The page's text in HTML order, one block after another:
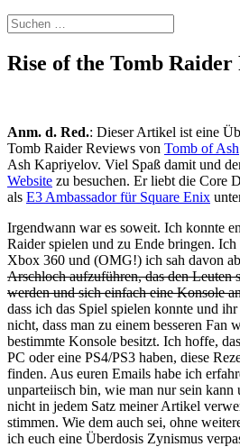
Rise of the Tomb Raider
Anm. d. Red.: Dieser Artikel ist eine
Tomb Raider Reviews von Tomb of Ash
Ash Kapriyelov. Viel Spaß damit und
Website zu besuchen. Er liebt die Core
als E3 Ambassador für Square Enix
Irgendwann war es soweit. Ich konnte
Raider spielen und zu Ende bringen.
Xbox 360 und (OMG!) ich sah davon ab
Arschloch aufzuführen, das den Leuten
werden und sich einfach eine Konsole
dass ich das Spiel spielen konnte und
nicht, dass man zu einem besseren Fan
bestimmte Konsole besitzt. Ich hoffe,
PC oder eine PS4/PS3 haben, diese
finden. Aus euren Emails habe ich
unparteiisch bin, wie man nur sein
nicht in jedem Satz meiner Artikel
stimmen. Wie dem auch sei, ohne
ich euch eine Überdosis Zynismus